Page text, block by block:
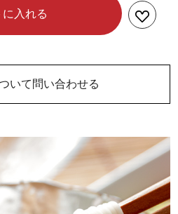
に入れる
いて問い合わせる